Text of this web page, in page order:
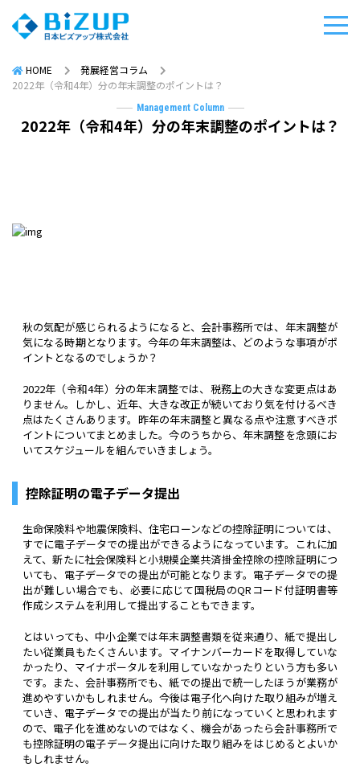
HOME
発展経営コラム
2022年（令和4年）分の年末調整のポイントは？
Management Column
2022年（令和4年）分の年末調整のポイントは？
秋の気配が感じられるようになると、会計事務所では、年末調整が
気になる時期となります。今年の年末調整は、どのような事項がポ
イントとなるのでしょうか？
2022年（令和4年）分の年末調整では、税務上の大きな変更点はあ
りません。しかし、近年、大きな改正が続いており気を付けるべき
点はたくさんあります。昨年の年末調整と異なる点や注意すべきポ
イントについてまとめました。今のうちから、年末調整を念頭にお
いてスケジュールを組んでいきましょう。
控除証明の電子データ提出
生命保険料や地震保険料、住宅ローンなどの控除証明については、
すでに電子データでの提出ができるようになっています。これに加
えて、新たに社会保険料と小規模企業共済掛金控除の控除証明につ
いても、電子データでの提出が可能となります。電子データでの提
出が難しい場合でも、必要に応じて国税局のQRコード付証明書等
作成システムを利用して提出することもできます。
とはいっても、中小企業では年末調整書類を従来通り、紙で提出し
たい従業員もたくさんいます。マイナンバーカードを取得していな
かったり、マイナポータルを利用していなかったりという方も多い
です。また、会計事務所でも、紙での提出で統一したほうが業務が
進めやすいかもしれません。今後は電子化へ向けた取り組みが増え
ていき、電子データでの提出が当たり前になっていくと思われます
ので、電子化を進めないのではなく、機会があったら会計事務所で
も控除証明の電子データ提出に向けた取り組みをはじめるとよいか
もしれません。